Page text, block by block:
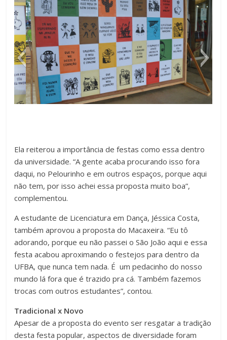
(Foto: Douglas Rangelly/ Divulgação)
(Foto: Douglas Rangelly/ Divulgação)
(Foto: Douglas Rangelly/ Divulgação)
(Foto: Douglas Rangelly/ Divulgação)
Ela reiterou a importância de festas como essa dentro
da universidade. “A gente acaba procurando isso fora
daqui, no Pelourinho e em outros espaços, porque aqui
não tem, por isso achei essa proposta muito boa”,
complementou.
A estudante de Licenciatura em Dança, Jéssica Costa,
também aprovou a proposta do Macaxeira. “Eu tô
adorando, porque eu não passei o São João aqui e essa
festa acabou aproximando o festejos para dentro da
UFBA, que nunca tem nada. É um pedacinho do nosso
mundo lá fora que é trazido pra cá. Também fazemos
trocas com outros estudantes”, contou.
Tradicional x Novo
Apesar de a proposta do evento ser resgatar a tradição
desta festa popular, aspectos de diversidade foram